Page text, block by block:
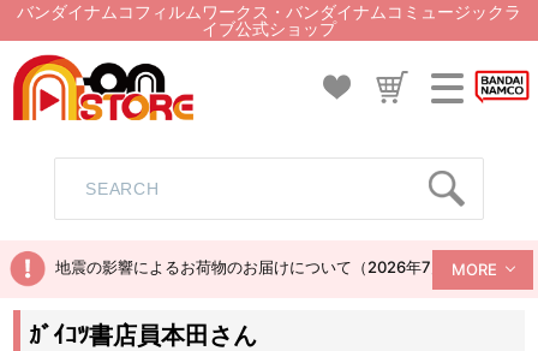
バンダイナムコフィルムワークス・バンダイナムコミュージックラ
イブ公式ショップ
地震の影響によるお荷物のお届けについて（2026年7月28日現在）
MORE
ｶﾞｲｺﾂ書店員本田さん